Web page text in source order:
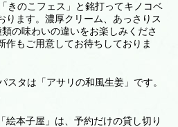
きのこフェス」と銘打ってキノコベ
ります。濃厚クリーム、あっさりス
の味わいの違いをお楽しみくださ
作もご用意してお待ちしておりま
スタは「アサリの和風生姜」です。
本子屋」は、予約だけの貸し切り